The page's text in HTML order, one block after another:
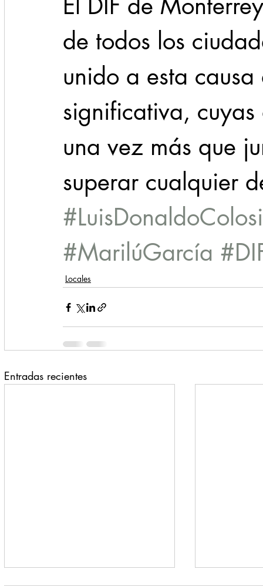
de todos los
unido a esta
significativa,
una vez más que
superar cualquier
#MarilúGarcía
Locales
Entradas recientes